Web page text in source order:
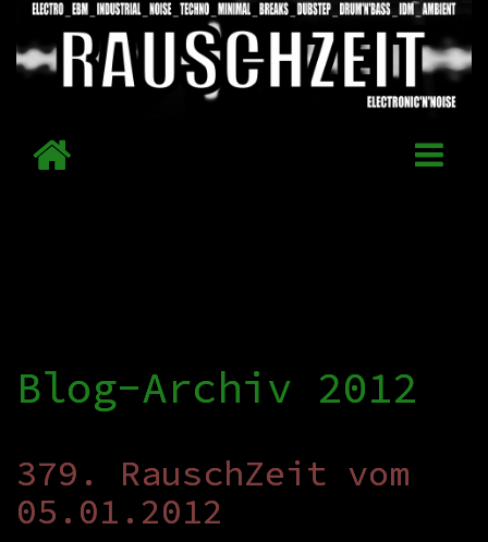
Blog-Archiv 2012
379. RauschZeit vom
05.01.2012